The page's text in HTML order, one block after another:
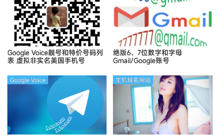
Google Voice靓号和特价号码列
表 虚拟非实名美国手机号
绝版6、7位数字和字母
Gmail/Google账号
Google Voice 主机域名网站